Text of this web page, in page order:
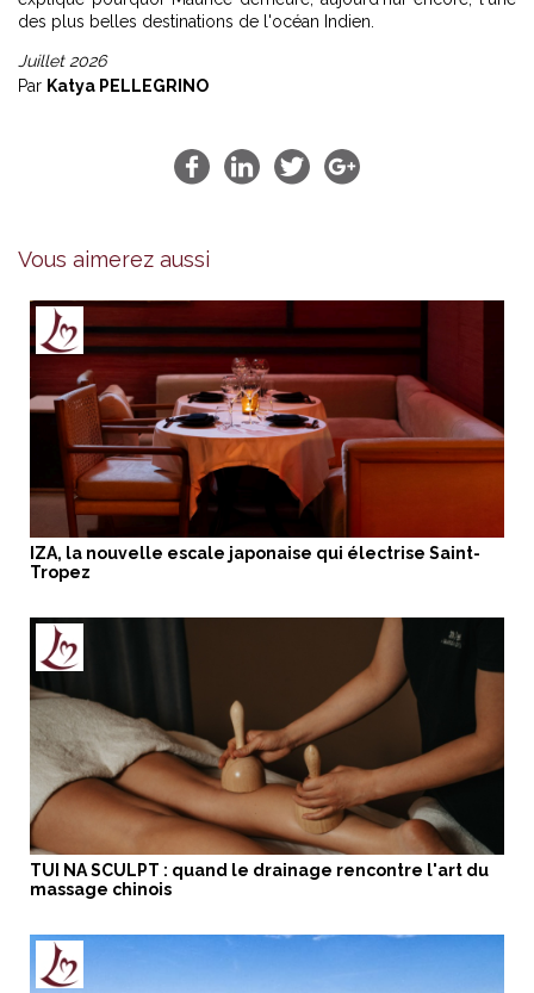
des plus belles destinations de l'océan Indien.
Juillet 2026
Par Katya PELLEGRINO
Vous aimerez aussi
IZA, la nouvelle escale japonaise qui électrise Saint-
Tropez
TUI NA SCULPT : quand le drainage rencontre l'art du
massage chinois